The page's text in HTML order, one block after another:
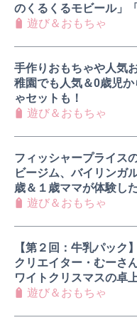
のくるくるモビール」
れ」遊び＆おもちゃ
手作りおもちゃや人気
稚園でも人気＆0歳児
ゃセットも！
遊び＆おもちゃ
フィッシャープライス
ビージム、バイリンガ
歳＆１歳ママが体験し
バサダー活動レポ＞
遊び＆おもちゃ
【第２回：牛乳パック
クリエイター・むーさ
ワイトクリスマスの卓
くるクリスマス」
遊び＆おもちゃ